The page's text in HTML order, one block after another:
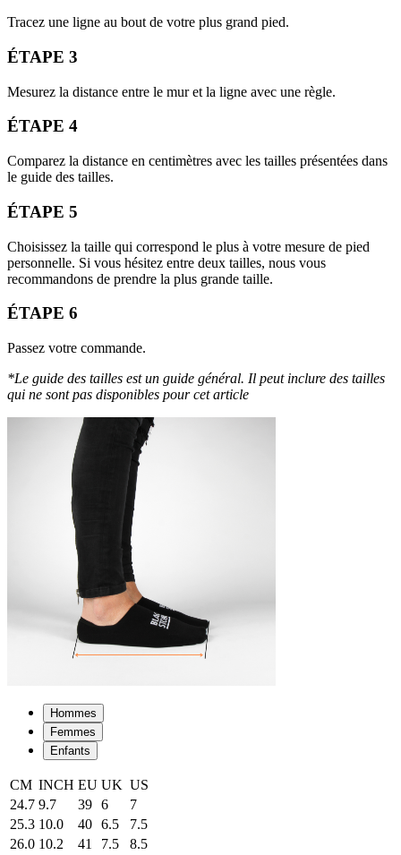
Tracez une ligne au bout de votre plus grand pied.
ÉTAPE 3
Mesurez la distance entre le mur et la ligne avec une règle.
ÉTAPE 4
Comparez la distance en centimètres avec les tailles présentées dans
le guide des tailles.
ÉTAPE 5
Choisissez la taille qui correspond le plus à votre mesure de pied
personnelle. Si vous hésitez entre deux tailles, nous vous
recommandons de prendre la plus grande taille.
ÉTAPE 6
Passez votre commande.
*Le guide des tailles est un guide général. Il peut inclure des tailles
qui ne sont pas disponibles pour cet article
Hommes
Femmes
Enfants
CM INCH EU UK US
24.7 9.7 39 6
7
25.3 10.0 40 6.5
7.5
26.0 10.2 41 7.5
8.5